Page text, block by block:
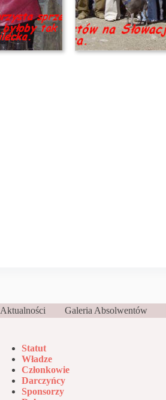
Aktualności Galeria Absolwentów
Statut
Władze
Członkowie
Darczyńcy
Sponsorzy